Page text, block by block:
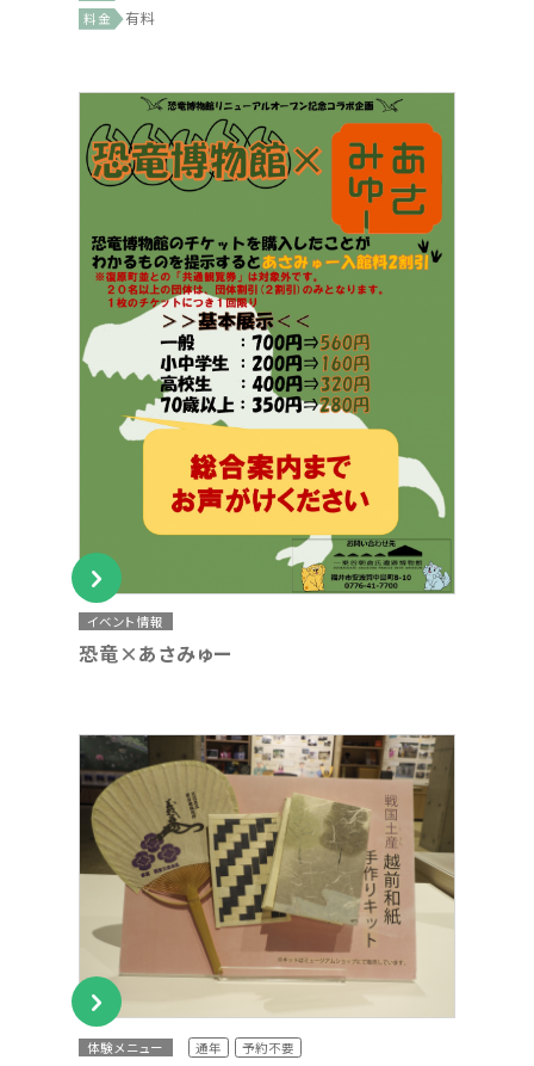
料金 有料
イベント情報
恐竜×あさみゅー
体験メニュー 通年 予約不要